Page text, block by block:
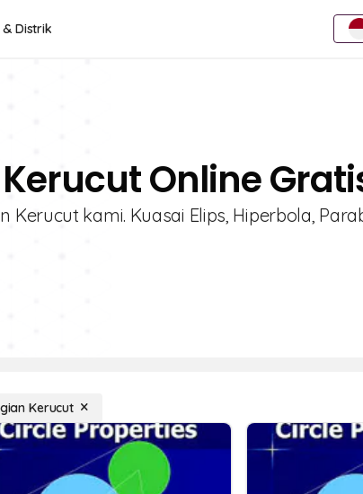
Distrik
Online
kami. Kuasai Elips, Hiperbola,
Kerucut